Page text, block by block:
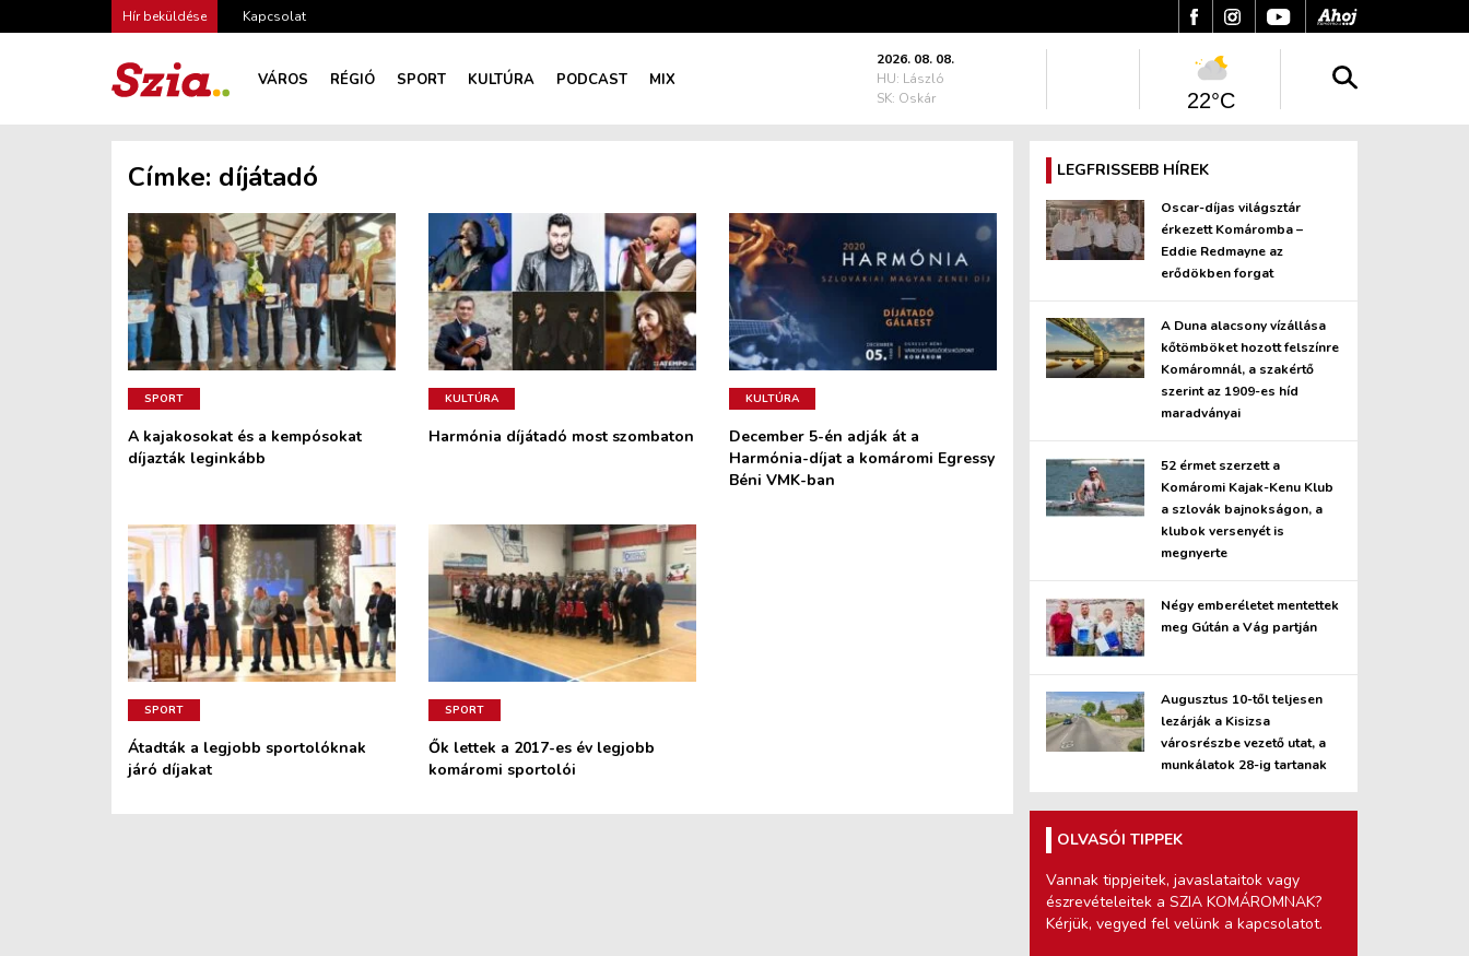
Hír beküldése Kapcsolat
VÁROS RÉGIÓ SPORT KULTÚRA PODCAST MIX
2026. 08. 08.
HU: László
SK: Oskár
22°C
Címke: díjátadó
SPORT
A kajakosokat és a kempósokat
díjazták leginkább
KULTÚRA
Harmónia díjátadó most szombaton
KULTÚRA
December 5-én adják át a
Harmónia-díjat a komáromi Egressy
Béni VMK-ban
SPORT
Átadták a legjobb sportolóknak
járó díjakat
SPORT
Ők lettek a 2017-es év legjobb
komáromi sportolói
LEGFRISSEBB HÍREK
Oscar-díjas világsztár
érkezett Komáromba –
Eddie Redmayne az
erődökben forgat
A Duna alacsony vízállása
kőtömböket hozott felszínre
Komáromnál, a szakértő
szerint az 1909-es híd
maradványai
52 érmet szerzett a
Komáromi Kajak-Kenu Klub
a szlovák bajnokságon, a
klubok versenyét is
megnyerte
Négy emberéletet mentettek
meg Gútán a Vág partján
Augusztus 10-től teljesen
lezárják a Kisizsa
városrészbe vezető utat, a
munkálatok 28-ig tartanak
OLVASÓI TIPPEK
Vannak tippjeitek, javaslataitok vagy
észrevételeitek a SZIA KOMÁROMNAK?
Kérjük, vegyed fel velünk a kapcsolatot.